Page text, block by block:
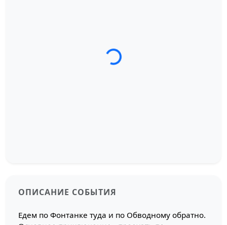
Загрузка трека...
ОПИСАНИЕ СОБЫТИЯ
Едем по Фонтанке туда и по Обводному обратно.